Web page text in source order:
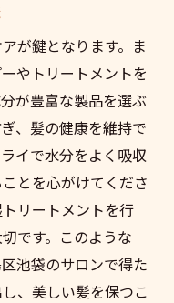
が鍵となります。ま
やトリートメントを
が豊富な製品を選ぶ
、髪の健康を維持で
イで水分をよく吸収
とを心がけてくださ
リートメントを行
です。このような
池袋のサロンで得た
、美しい髪を保つこ